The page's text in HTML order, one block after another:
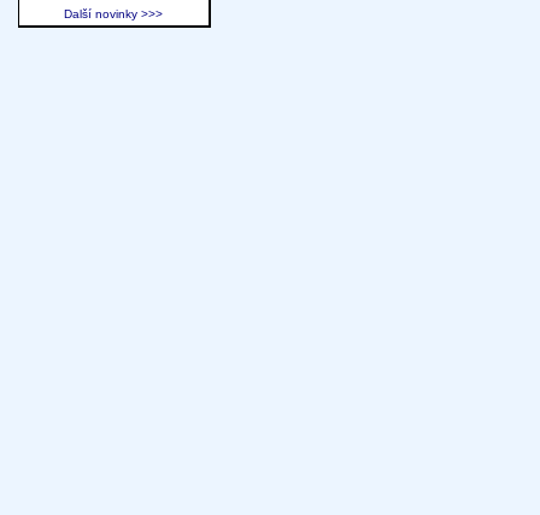
Další novinky >>>